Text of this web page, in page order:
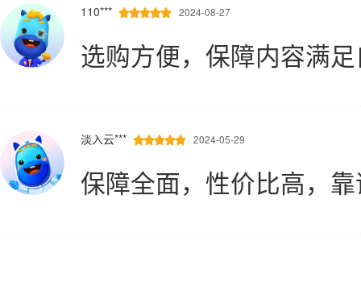
110***  2024-08-27
选购方便，保障内容满
淡入云***  2024-05-29
保障全面，性价比高，